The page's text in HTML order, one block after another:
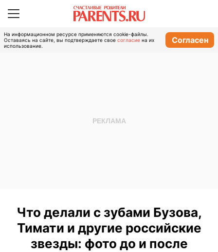
На информационном ресурсе применяются cookie-файлы.
Оставаясь на сайте, вы подтверждаете свое согласие на их
использование.
Согласен
Что делали с зубами Бузова,
Тимати и другие российские
звезды: фото до и после